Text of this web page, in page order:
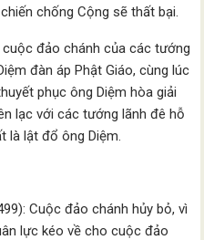
chống Cộng sẽ thất bại.
đảo chánh của các tướng
đàn áp Phật Giáo, cùng lúc
phục ông Diệm hòa giải
lạc với các tướng lãnh đê hỗ
là lật đổ ông Diệm.
Cuộc đảo chánh hủy bỏ, vì
lực kéo về cho cuộc đảo